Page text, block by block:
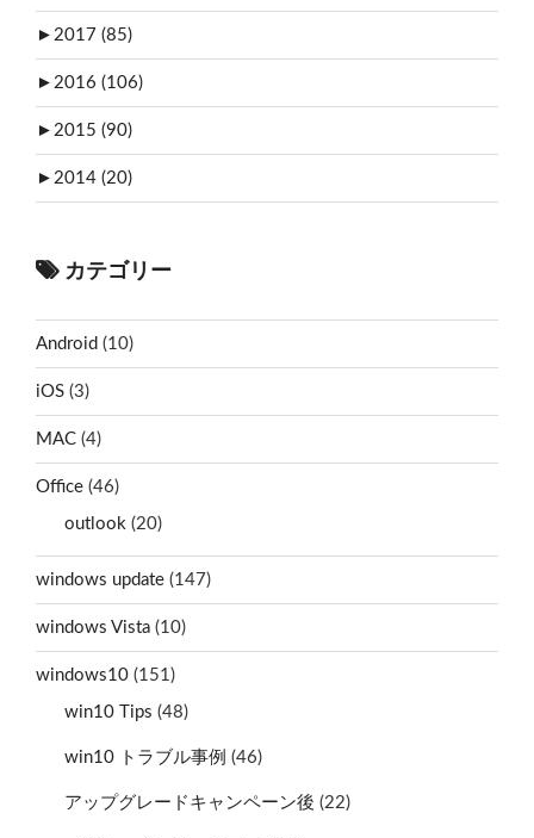
► 2017 (85)
► 2016 (106)
► 2015 (90)
► 2014 (20)
カテゴリー
Android (10)
iOS (3)
MAC (4)
Office (46)
outlook (20)
windows update (147)
windows Vista (10)
windows10 (151)
win10 Tips (48)
win10 トラブル事例 (46)
アップグレードキャンペーン後 (22)